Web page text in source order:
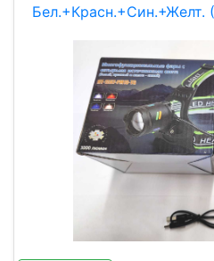
Бел.+Красн.+Син.+Желт.